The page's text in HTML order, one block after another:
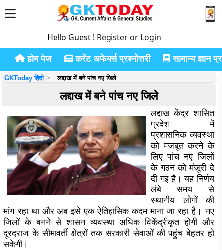
Hello Guest ! Register or Login
होम पेज करेंट अफेयर्स प्रश्नोत्तरी सामान्य ज्ञान
GKToday हिंदी लद्दाख में बने पांच नए जिले
लद्दाख में बने पांच नए जिले
लद्दाख केंद्र शासित
प्रदेश में
प्रशासनिक व्यवस्था
को मजबूत करने के
लिए पांच नए जिलों
के गठन को मंजूरी दे
दी गई है। यह निर्णय
लंबे समय से
स्थानीय लोगों की
मांग रहा था और अब इसे एक ऐतिहासिक कदम माना जा रहा है। नए
जिलों के बनने से शासन व्यवस्था अधिक विकेंद्रीकृत होगी और
दूरदराज के सीमावर्ती क्षेत्रों तक सरकारी सेवाओं की पहुंच बेहतर हो
सकेगी।